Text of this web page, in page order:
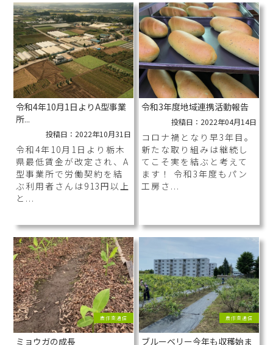
令和4年10月1日よりA型事業
所...
投稿日：2022年10月31日
令和4年10月1日より栃木
県最低賃金が改定され、A
型事業所で労働契約を結
ぶ利用者さんは913円以上
と...
令和3年度地域連携活動報告
投稿日：2022年04月14日
コロナ禍となり早3年目。
新たな取り組みは継続し
てこそ実を結ぶと考えて
ます！ 令和3年度もパン
工房さ...
農作業通信
ミョウガの成長
農作業通信
ブルーベリー今年も収穫始ま